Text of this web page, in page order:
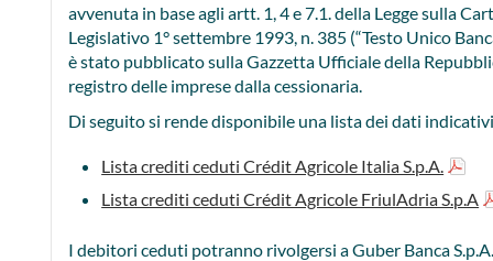
avvenuta in base agli artt. 1, 4 e 7.1. della Legge sulla
Legislativo 1° settembre 1993, n. 385 (“Testo Unico
è stato pubblicato sulla Gazzetta Ufficiale della
registro delle imprese dalla cessionaria.
Di seguito si rende disponibile una lista dei dati
Lista crediti ceduti Crédit Agricole Italia S.p.A.
Lista crediti ceduti Crédit Agricole FriulAdria S.p.A
I debitori ceduti potranno rivolgersi a Guber Banca